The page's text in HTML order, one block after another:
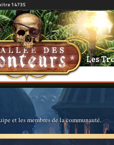
Les
et les membres de la communauté.